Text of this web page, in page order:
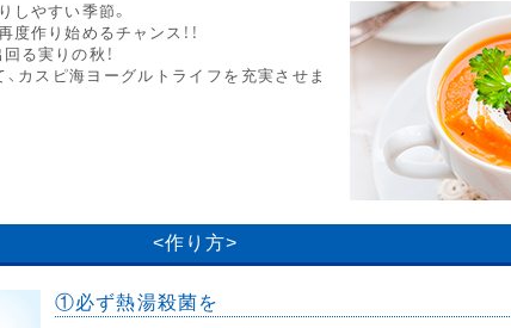
しやすい季節。
作り始めるチャンス！！
る実りの秋！
カスピ海ヨーグルトライフを充実させま
<作り方>
①必ず熱湯殺菌を